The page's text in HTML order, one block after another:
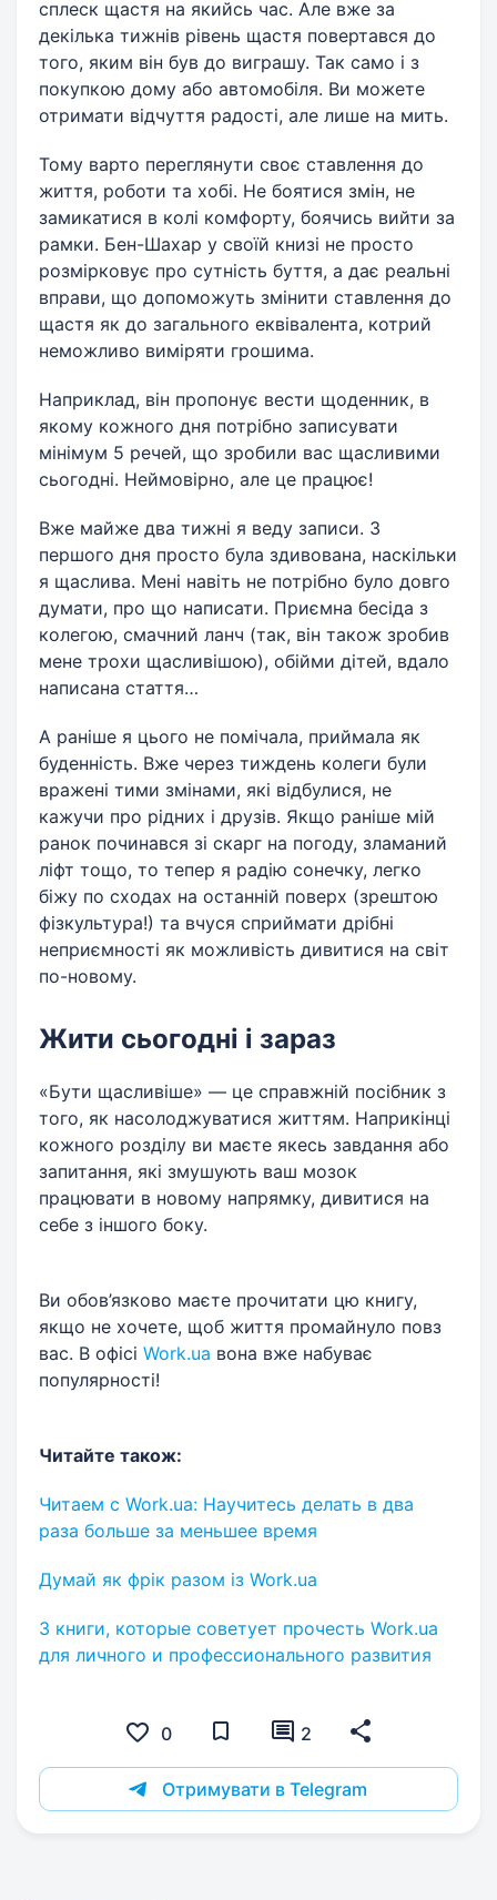
сплеск щастя на якийсь час. Але вже за
декілька тижнів рівень щастя повертався до
того, яким він був до виграшу. Так само і з
покупкою дому або автомобіля. Ви можете
отримати відчуття радості, але лише на мить.
Тому варто переглянути своє ставлення до
життя, роботи та хобі. Не боятися змін, не
замикатися в колі комфорту, боячись вийти за
рамки. Бен-Шахар у своїй книзі не просто
розмірковує про сутність буття, а дає реальні
вправи, що допоможуть змінити ставлення до
щастя як до загального еквівалента, котрий
неможливо виміряти грошима.
Наприклад, він пропонує вести щоденник, в
якому кожного дня потрібно записувати
мінімум 5 речей, що зробили вас щасливими
сьогодні. Неймовірно, але це працює!
Вже майже два тижні я веду записи. З
першого дня просто була здивована, наскільки
я щаслива. Мені навіть не потрібно було довго
думати, про що написати. Приємна бесіда з
колегою, смачний ланч (так, він також зробив
мене трохи щасливішою), обійми дітей, вдало
написана стаття…
А раніше я цього не помічала, приймала як
буденність. Вже через тиждень колеги були
вражені тими змінами, які відбулися, не
кажучи про рідних і друзів. Якщо раніше мій
ранок починався зі скарг на погоду, зламаний
ліфт тощо, то тепер я радію сонечку, легко
біжу по сходах на останній поверх (зрештою
фізкультура!) та вчуся сприймати дрібні
неприємності як можливість дивитися на світ
по-новому.
Жити сьогодні і зараз
«Бути щасливіше» — це справжній посібник з
того, як насолоджуватися життям. Наприкінці
кожного розділу ви маєте якесь завдання або
запитання, які змушують ваш мозок
працювати в новому напрямку, дивитися на
себе з іншого боку.
Ви обов’язково маєте прочитати цю книгу,
якщо не хочете, щоб життя промайнуло повз
вас. В офісі Work.ua вона вже набуває
популярності!
Читайте також:
Читаем с Work.ua: Научитесь делать в два
раза больше за меньшее время
Думай як фрік разом із Work.ua
3 книги, которые советует прочесть Work.ua
для личного и профессионального развития
0 2
Отримувати в Telegram